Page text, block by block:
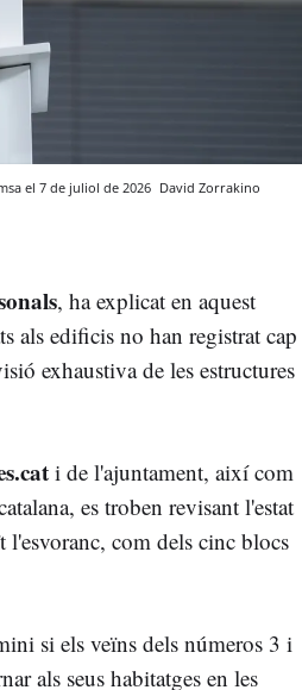
el 7 de juliol de 2026 David Zorrakino
, ha explicat en aquest
als edificis no han registrat cap
exhaustiva de les estructures
i de l'ajuntament, així com
es troben revisant l'estat
com dels cinc blocs
si els veïns dels números 3 i
als seus habitatges en les